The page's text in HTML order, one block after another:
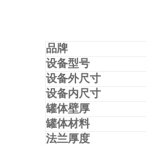
品牌
设备型号
设备外尺寸
设备内尺寸
罐体壁厚
罐体材料
法兰厚度